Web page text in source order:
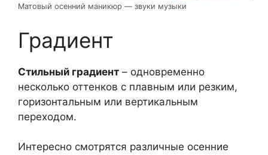
Матовый осенний маникюр — звуки музыки
Градиент
Стильный градиент – одновременно
несколько оттенков с плавным или резким,
горизонтальным или вертикальным
переходом.
Интересно смотрятся различные осенние